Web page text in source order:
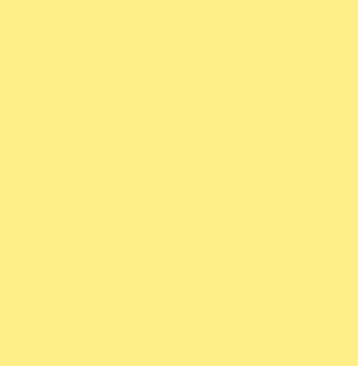
oder in unserer Computer-Werkstatt in